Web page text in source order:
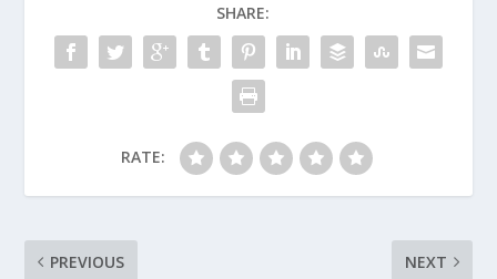
SHARE:
RATE:
PREVIOUS NEXT